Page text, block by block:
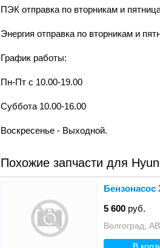
ПЭК отправка по вторникам и
Энергия отправка по вторникам и
График работы:
Пн-Пт с 10.00-19.00
Суббота 10.00-16.00
Воскресенье - Выходной.
Похожие запчасти для
Бензонасос
5 600 руб.
Волгоград,